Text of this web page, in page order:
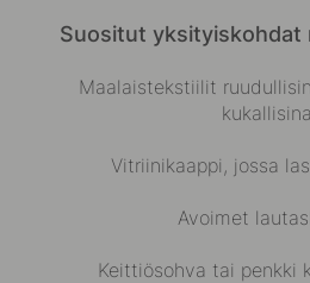
Suositut yksityiskohdat
Maalaistekstiilit
kukallisina
Vitriinikaappi, jossa
Avoimet
Keittiösohva tai penkki